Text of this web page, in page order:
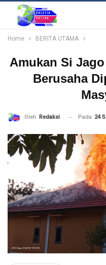
Home BERITA UTAMA
Amukan Si
Berusaha
Oleh Redaksi Pada 24